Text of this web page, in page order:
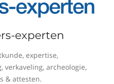
experten
expertise,
verkaveling, archeologie,
& attesten.